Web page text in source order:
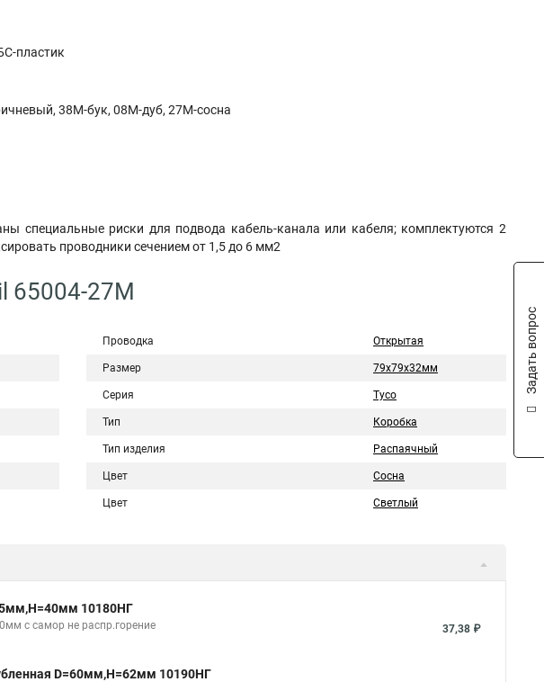
пластик
38М-бук, 08М-дуб, 27М-сосна
специальные риски для подвода кабель-канала или кабеля; комплектуются 2
проводники сечением от 1,5 до 6 мм2
65004-27М
Проводка Открытая
Размер 79х79х32мм
Серия Тусо
Тип Коробка
Тип изделия Распаячный
Цвет Сосна
Цвет Светлый
10180НГ
с самор не распр.горение 37,38 ₽
D=60мм,Н=62мм 10190НГ
Задать вопрос